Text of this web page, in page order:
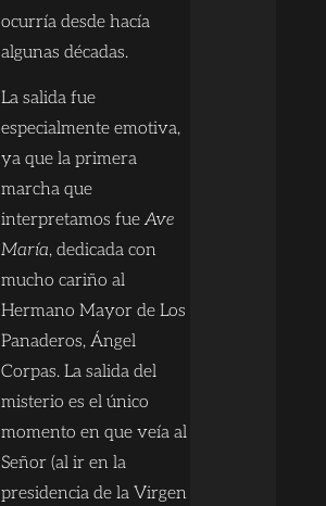
ocurría desde hacía
algunas décadas.
La salida fue
especialmente emotiva,
ya que la primera
marcha que
interpretamos fueAve
María, dedicada con
mucho cariño al
Hermano Mayor de Los
Panaderos, Ángel
Corpas. La salida del
misterio es el único
momento en que veía al
Señor (al ir en la
presidencia de la Virgen